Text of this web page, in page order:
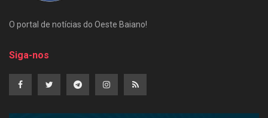
O portal de notícias do Oeste Baiano!
Siga-nos